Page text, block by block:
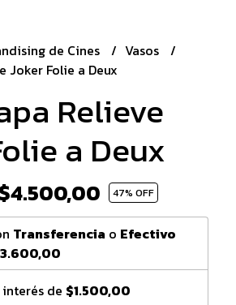
de Cines
Vasos
Joker Folie a Deux
Relieve
a Deux
47% OFF
Transferencia o Efectivo
de $1.500,00